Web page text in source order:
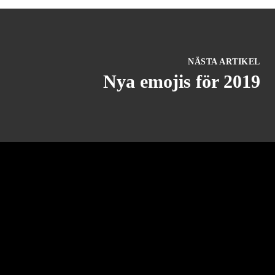
NÄSTA ARTIKEL
Nya emojis för 2019